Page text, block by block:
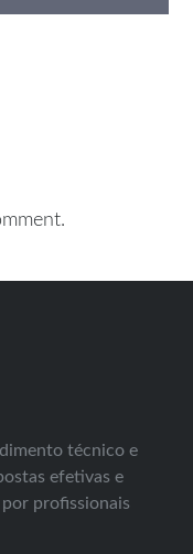
técnico e
efetivas e
profissionais